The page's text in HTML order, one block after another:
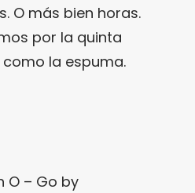
O más bien horas.
por la quinta
la espuma.
O – Go by